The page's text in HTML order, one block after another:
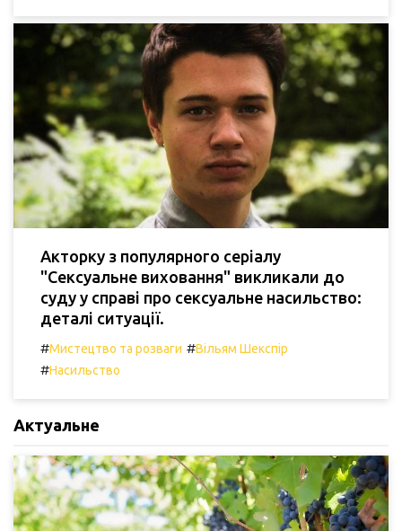
Акторку з популярного серіалу
"Сексуальне виховання" викликали до
суду у справі про сексуальне насильство:
деталі ситуації.
#Мистецтво та розваги #Вільям Шекспір
#Насильство
Актуальне